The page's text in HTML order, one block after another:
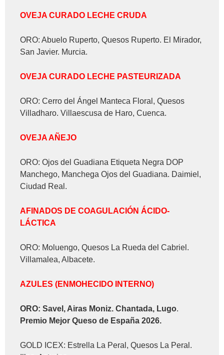
OVEJA CURADO LECHE CRUDA
ORO: Abuelo Ruperto, Quesos Ruperto. El Mirador,
San Javier. Murcia.
OVEJA CURADO LECHE PASTEURIZADA
ORO: Cerro del Ángel Manteca Floral, Quesos
Villadharo. Villaescusa de Haro, Cuenca.
OVEJA AÑEJO
ORO: Ojos del Guadiana Etiqueta Negra DOP
Manchego, Manchega Ojos del Guadiana. Daimiel,
Ciudad Real.
AFINADOS DE COAGULACIÓN ÁCIDO-
LÁCTICA
ORO: Moluengo, Quesos La Rueda del Cabriel.
Villamalea, Albacete.
AZULES (ENMOHECIDO INTERNO)
ORO: Savel, Airas Moniz. Chantada, Lugo.
Premio Mejor Queso de España 2026.
GOLD ICEX: Estrella La Peral, Quesos La Peral.